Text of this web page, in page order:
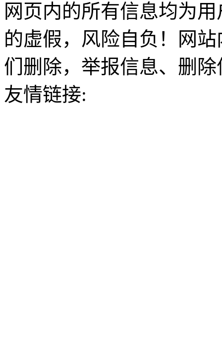
网页内的所有信息均为
的虚假，风险自负！网
们删除，举报信息、删
友情链接: